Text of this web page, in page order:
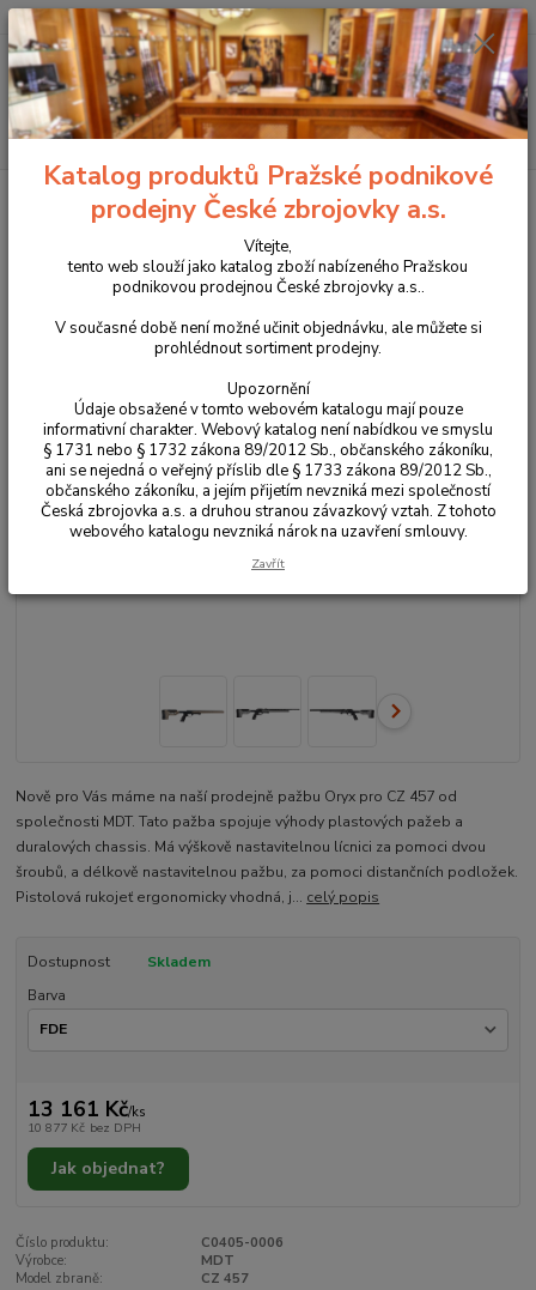
Menu
Hledat
+420 225 375 800
Příslušenství, doplňky a náhradní díly Pro dlouhé zbraně
Pažba MDT ORYX pro CZ 457 (více variant)
Pažba MDT ORYX pro CZ 457
(více variant)
Nově pro Vás máme na naší prodejně pažbu Oryx pro CZ 457 od
společnosti MDT. Tato pažba spojuje výhody plastových pažeb a
duralových chassis. Má výškově nastavitelnou lícnici za pomoci dvou
šroubů, a délkově nastavitelnou pažbu, za pomoci distančních podložek.
Pistolová rukojeť ergonomicky vhodná, j... celý popis
Dostupnost
Skladem
Barva
13 161 Kč/ks
10 877 Kč bez DPH
Jak objednat?
Číslo produktu:
C0405-0006
Výrobce:
MDT
Model zbraně:
CZ 457
Katalog produktů Pražské podnikové
prodejny České zbrojovky a.s.
Vítejte,
tento web slouží jako katalog zboží nabízeného Pražskou
podnikovou prodejnou České zbrojovky a.s..
V současné době není možné učinit objednávku, ale můžete si
prohlédnout sortiment prodejny.
Upozornění
Údaje obsažené v tomto webovém katalogu mají pouze
informativní charakter. Webový katalog není nabídkou ve smyslu
§ 1731 nebo § 1732 zákona 89/2012 Sb., občanského zákoníku,
ani se nejedná o veřejný příslib dle § 1733 zákona 89/2012 Sb.,
občanského zákoníku, a jejím přijetím nevzniká mezi společností
Česká zbrojovka a.s. a druhou stranou závazkový vztah. Z tohoto
webového katalogu nevzniká nárok na uzavření smlouvy.
Zavřít